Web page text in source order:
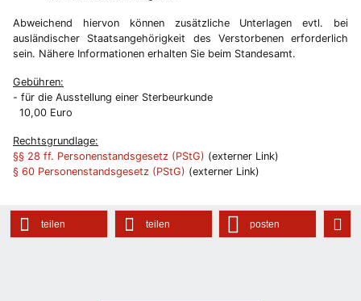
Abweichend hiervon können zusätzliche Unterlagen evtl. bei
ausländischer Staatsangehörigkeit des Verstorbenen erforderlich
sein. Nähere Informationen erhalten Sie beim Standesamt.
Gebühren:
- für die Ausstellung einer Sterbeurkunde
10,00 Euro
Rechtsgrundlage:
§§ 28 ff. Personenstandsgesetz (PStG) (externer Link)
§ 60 Personenstandsgesetz (PStG) (externer Link)
teilen teilen posten